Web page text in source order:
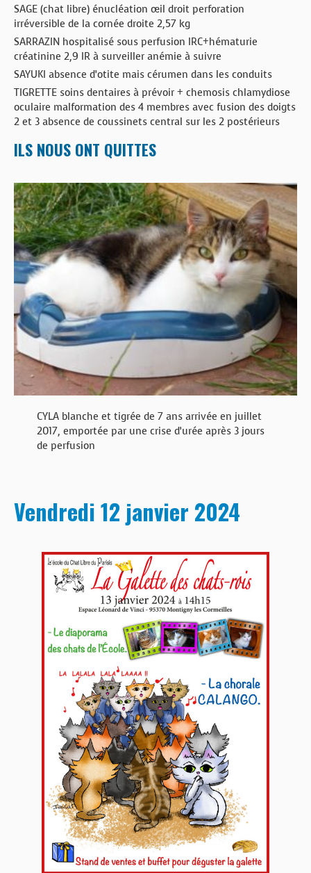
SAGE (chat libre) énucléation œil droit perforation
irréversible de la cornée droite 2,57 kg
SARRAZIN hospitalisé sous perfusion IRC+hématurie
créatinine 2,9 IR à surveiller anémie à suivre
SAYUKI absence d’otite mais cérumen dans les conduits
TIGRETTE soins dentaires à prévoir + chemosis chlamydiose
oculaire malformation des 4 membres avec fusion des doigts
2 et 3 absence de coussinets central sur les 2 postérieurs
ILS NOUS ONT QUITTES
CYLA blanche et tigrée de 7 ans arrivée en juillet
2017, emportée par une crise d’urée après 3 jours
de perfusion
Vendredi 12 janvier 2024